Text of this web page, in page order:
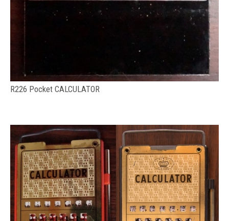
R226 Pocket CALCULATOR